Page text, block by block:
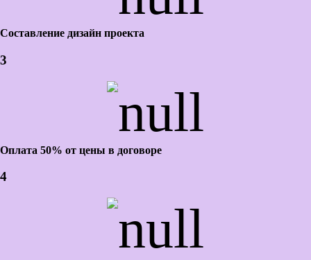
Составление дизайн проекта
3
Оплата 50% от цены в договоре
4